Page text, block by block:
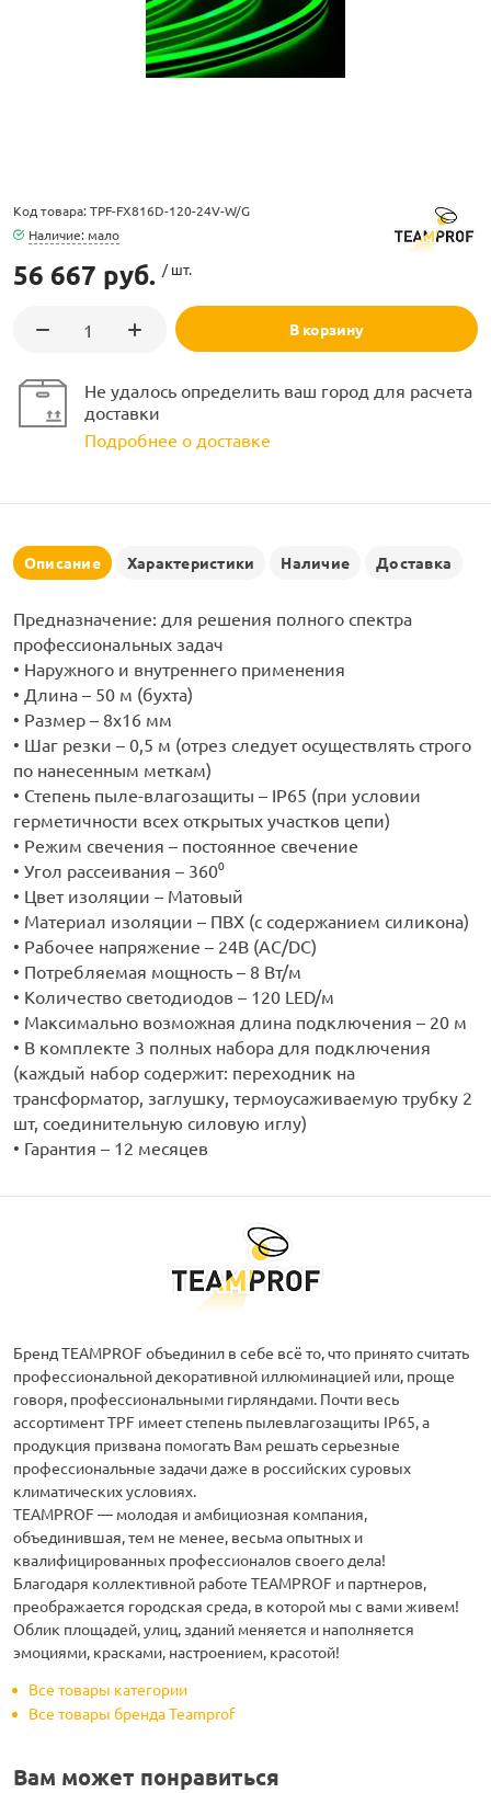
Код товара: TPF-FX816D-120-24V-W/G
Наличие: мало
56 667 руб. / шт.
В корзину
Не удалось определить ваш город для расчета
доставки
Подробнее о доставке
Описание Характеристики Наличие Доставка
Предназначение: для решения полного спектра
профессиональных задач
• Наружного и внутреннего применения
• Длина – 50 м (бухта)
• Размер – 8х16 мм
• Шаг резки – 0,5 м (отрез следует осуществлять строго
по нанесенным меткам)
• Степень пыле-влагозащиты – IP65 (при условии
герметичности всех открытых участков цепи)
• Режим свечения – постоянное свечение
• Угол рассеивания – 360⁰
• Цвет изоляции – Матовый
• Материал изоляции – ПВХ (с содержанием силикона)
• Рабочее напряжение – 24В (AC/DC)
• Потребляемая мощность – 8 Вт/м
• Количество светодиодов – 120 LED/м
• Максимально возможная длина подключения – 20 м
• В комплекте 3 полных набора для подключения
(каждый набор содержит: переходник на
трансформатор, заглушку, термоусаживаемую трубку 2
шт, соединительную силовую иглу)
• Гарантия – 12 месяцев
Бренд TEAMPROF объединил в себе всё то, что принято считать
профессиональной декоративной иллюминацией или, проще
говоря, профессиональными гирляндами. Почти весь
ассортимент TPF имеет степень пылевлагозащиты IP65, а
продукция призвана помогать Вам решать серьезные
профессиональные задачи даже в российских суровых
климатических условиях.
ТEAMPROF — молодая и амбициозная компания,
объединившая, тем не менее, весьма опытных и
квалифицированных профессионалов своего дела!
Благодаря коллективной работе TEAMPROF и партнеров,
преображается городская среда, в которой мы с вами живем!
Облик площадей, улиц, зданий меняется и наполняется
эмоциями, красками, настроением, красотой!
Все товары категории
Все товары бренда Teamprof
Вам может понравиться